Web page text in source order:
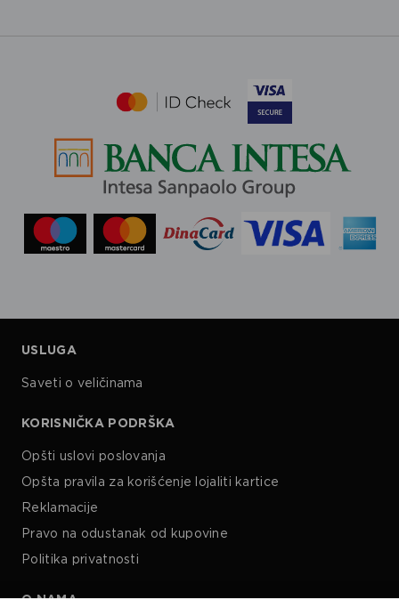
USLUGA
Saveti o veličinama
KORISNIČKA PODRŠKA
Opšti uslovi poslovanja
Opšta pravila za korišćenje lojaliti kartice
Reklamacije
Pravo na odustanak od kupovine
Politika privatnosti